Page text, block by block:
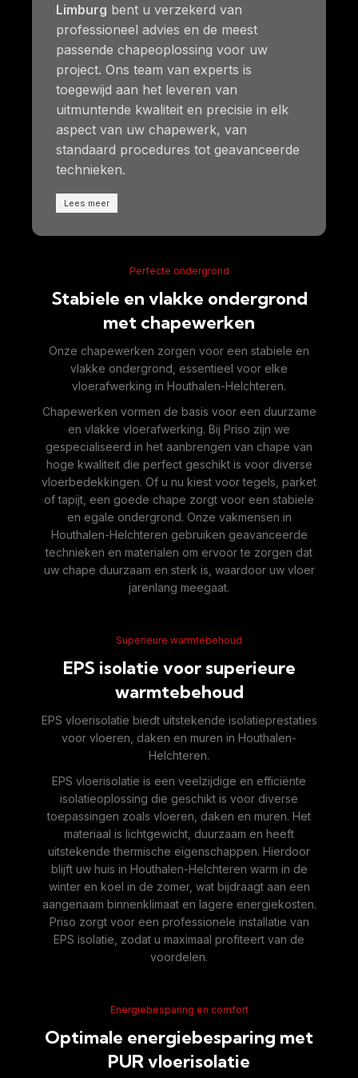
Limburg bent u verzekerd van
professioneel advies en de meest
passende chapeoplossing voor uw
project. Ons team van experts is
toegewijd aan het leveren van
uitmuntende kwaliteit en precisie in elk
aspect van uw chapewerk, van
standaard procedures tot geavanceerde
technieken.
Lees meer
Perfecte ondergrond
Stabiele en vlakke ondergrond
met chapewerken
Onze chapewerken zorgen voor een stabiele en
vlakke ondergrond, essentieel voor elke
vloerafwerking in Houthalen-Helchteren.
Chapewerken vormen de basis voor een duurzame
en vlakke vloerafwerking. Bij Priso zijn we
gespecialiseerd in het aanbrengen van chape van
hoge kwaliteit die perfect geschikt is voor diverse
vloerbedekkingen. Of u nu kiest voor tegels, parket
of tapijt, een goede chape zorgt voor een stabiele
en egale ondergrond. Onze vakmensen in
Houthalen-Helchteren gebruiken geavanceerde
technieken en materialen om ervoor te zorgen dat
uw chape duurzaam en sterk is, waardoor uw vloer
jarenlang meegaat.
Superieure warmtebehoud
EPS isolatie voor superieure
warmtebehoud
EPS vloerisolatie biedt uitstekende isolatieprestaties
voor vloeren, daken en muren in Houthalen-
Helchteren.
EPS vloerisolatie is een veelzijdige en efficiënte
isolatieoplossing die geschikt is voor diverse
toepassingen zoals vloeren, daken en muren. Het
materiaal is lichtgewicht, duurzaam en heeft
uitstekende thermische eigenschappen. Hierdoor
blijft uw huis in Houthalen-Helchteren warm in de
winter en koel in de zomer, wat bijdraagt aan een
aangenaam binnenklimaat en lagere energiekosten.
Priso zorgt voor een professionele installatie van
EPS isolatie, zodat u maximaal profiteert van de
voordelen.
Energiebesparing en comfort
Optimale energiebesparing met
PUR vloerisolatie